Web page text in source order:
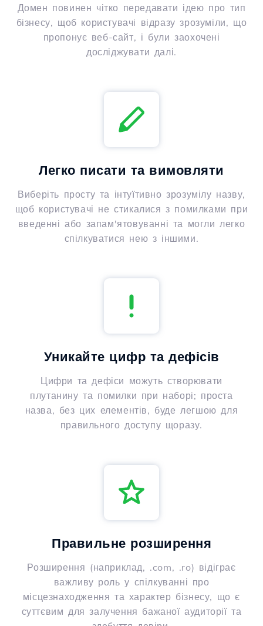
Домен повинен чітко передавати ідею про тип
бізнесу, щоб користувачі відразу зрозуміли, що
пропонує веб-сайт, і були заохочені
досліджувати далі.
Легко писати та вимовляти
Виберіть просту та інтуїтивно зрозумілу назву,
щоб користувачі не стикалися з помилками при
введенні або запам'ятовуванні та могли легко
спілкуватися нею з іншими.
Уникайте цифр та дефісів
Цифри та дефіси можуть створювати
плутанину та помилки при наборі; проста
назва, без цих елементів, буде легшою для
правильного доступу щоразу.
Правильне розширення
Розширення (наприклад, .com, .ro) відіграє
важливу роль у спілкуванні про
місцезнаходження та характер бізнесу, що є
суттєвим для залучення бажаної аудиторії та